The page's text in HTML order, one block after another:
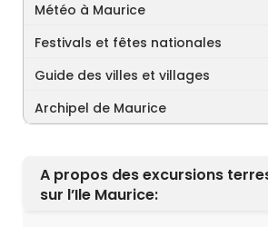
Météo à Maurice
Festivals et fêtes nationales
Guide des villes et villages
Archipel de Maurice
A propos des excursions
sur l’Ile Maurice: